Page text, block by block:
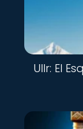
Ullr: El